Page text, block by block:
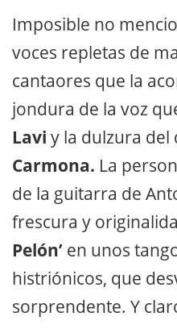
Imposible no
voces repletas de
cantaores que la
jondura de la voz
Lavi y la dulzura del
Carmona. La
de la guitarra de
frescura y
Pelón’ en unos
histriónicos, que
sorprendente. Y